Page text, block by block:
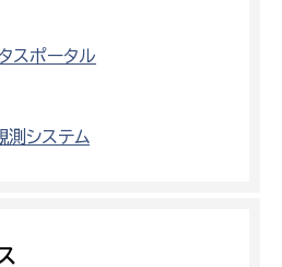
スポータル
測システム